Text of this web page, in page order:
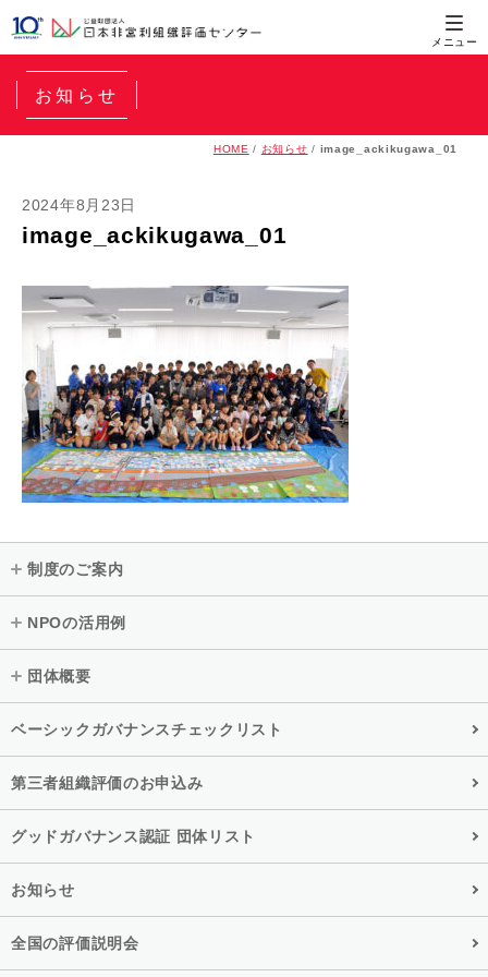
お知らせ
HOME / お知らせ / image_ackikugawa_01
2024年8月23日
image_ackikugawa_01
制度のご案内
NPOの活用例
団体概要
ベーシックガバナンスチェックリスト
第三者組織評価のお申込み
グッドガバナンス認証 団体リスト
お知らせ
全国の評価説明会